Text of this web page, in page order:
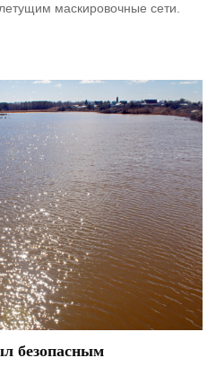
маскировочные сети.
безопасным